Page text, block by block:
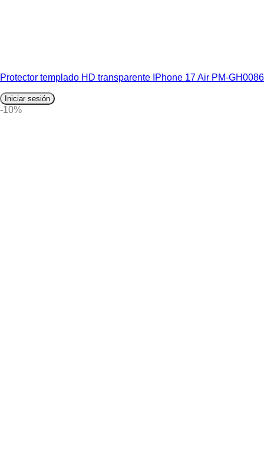
Protector templado HD transparente IPhone 17 Air PM-GH0086
Iniciar sesión
-10%